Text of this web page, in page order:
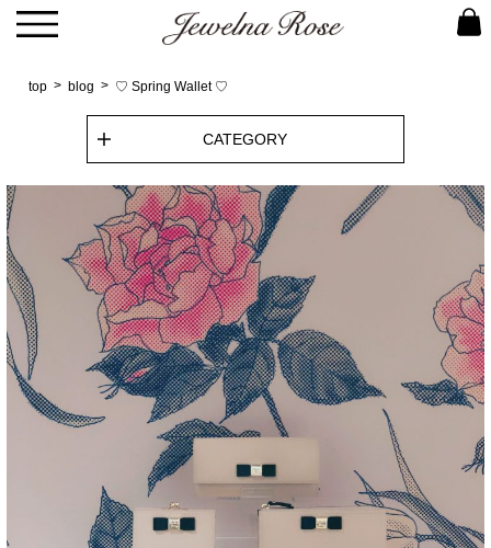
top blog ♡ Spring Wallet ♡
CATEGORY